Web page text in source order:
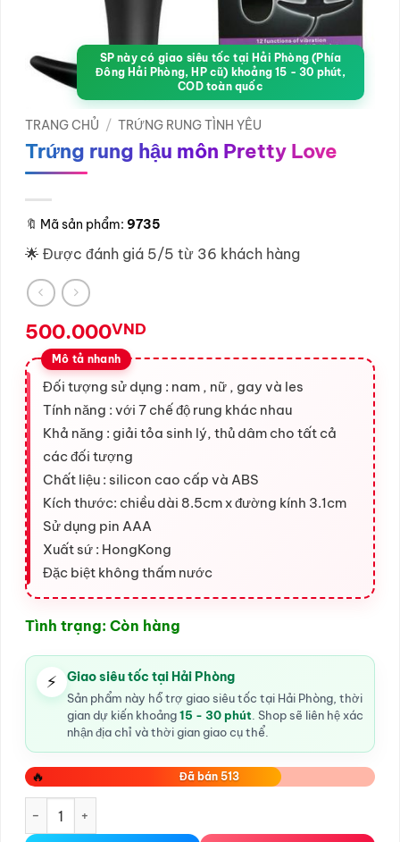
SP này có giao siêu tốc tại Hải Phòng (Phía
Đông Hải Phòng, HP cũ) khoảng 15 - 30 phút,
COD toàn quốc
TRANG CHỦ / TRỨNG RUNG TÌNH YÊU
Trứng rung hậu môn Pretty Love
🔖 Mã sản phẩm: 9735
🌟 Được đánh giá 5/5 từ 36 khách hàng
500.000VND
Đối tượng sử dụng : nam , nữ , gay và les
Tính năng : với 7 chế độ rung khác nhau
Khả năng : giải tỏa sinh lý, thủ dâm cho tất cả
các đối tượng
Chất liệu : silicon cao cấp và ABS
Kích thước: chiều dài 8.5cm x đường kính 3.1cm
Sử dụng pin AAA
Xuất sứ : HongKong
Đặc biệt không thấm nước
Tình trạng: Còn hàng
⚡ Giao siêu tốc tại Hải Phòng
Sản phẩm này hỗ trợ giao siêu tốc tại Hải Phòng, thời
gian dự kiến khoảng15 - 30 phút. Shop sẽ liên hệ xác
nhận địa chỉ và thời gian giao cụ thể.
🔥 Đã bán 513